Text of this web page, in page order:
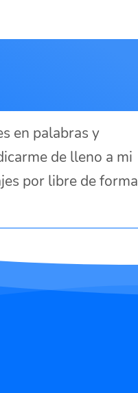
en palabras y
de lleno a mi
por libre de forma